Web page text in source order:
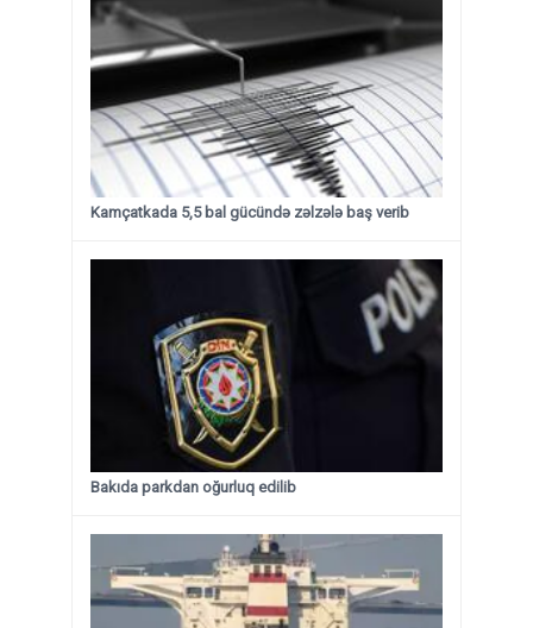
Kamçatkada 5,5 bal gücündə zəlzələ baş verib
Bakıda parkdan oğurluq edilib